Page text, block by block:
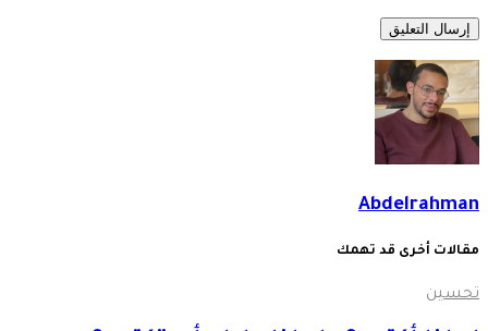
Abdelrahman
مقالات أخرى قد تهمك
تحسين